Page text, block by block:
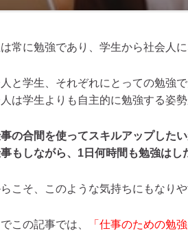
は常に勉強であり、学生から社会人
と学生、それぞれにとっての勉強
は学生よりも自主的に勉強する姿勢
事の合間を使ってスキルアップした
事もしながら、1日何時間も勉強はし
こそ、このような気持ちにもなりや
この記事では、
「仕事のための勉